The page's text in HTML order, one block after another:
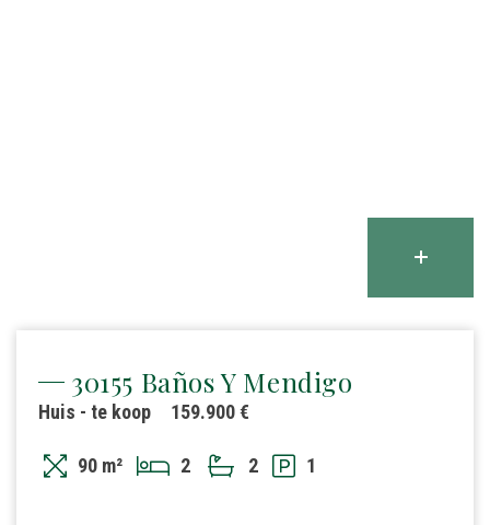
30155 Baños Y Mendigo
159.900 €
Huis - te koop
90 m² 2 2 1